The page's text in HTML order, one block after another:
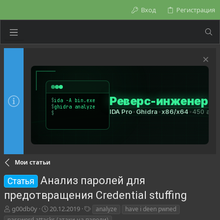
Вход Регистрация
Мои статьи
Статья
Анализ паролей для
предотвращения Credential stuffing
А
в
g00db0y
Д
а
20.12.2019
е
analyze
have i deen pwned